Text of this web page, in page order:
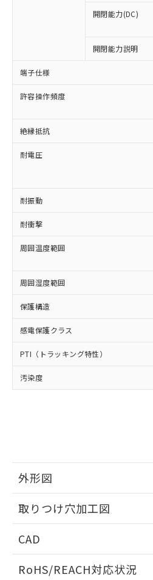
開閉能力(DC)
開閉能力説明
端子仕様
許容操作頻度
絶縁抵抗
耐電圧
耐振動
耐衝撃
周囲温度範囲
周囲湿度範囲
保護構造
感電保護クラス
PTI（トラッキング特性）
汚染度
外形図
取りつけ穴加工図
CAD
ドすることができます。
RoHS/REACH対応状況
ことをご了承くだ
在庫状況および標
記載している更新
タに基づき作成さ
覧された時点での
準価格とは異なる
正式な納期状況お
様のお取引先、ま
ムロン制御機器販
オムロン制御機器
販売ネット
在庫状況および標
事前の承諾なく第
示しないようお願
マイパーツ機能（
ビス）をご利用い
メンバーズにご登
お客様が当ウェブ
登録された部品リ
および当社の共同
品・サービスに関
引・商談に必要な範
※当社の共同利用者
用者の範囲」に記
いたものが、含有品と判
むを得ず変更することが
*EU RoHS指令（10物質）：
鉛(Pb) 1000ppm以下、 水銀
六価クロム(Cr(Ⅵ)) 1000ppm以
類(PBB) 1000ppm以下、ポリ臭
(PBDE) 1000ppm以下、フタル
ル) (DEHP)(別名：DOP)
ルベンジル（BBP） 1000ppm
（DBP） 1000ppm以下、フタ
(DIBP) 1000ppm以下
但し、RoHS指令で産業用監視お
フタル酸エステル類の４物質に
図的な使用がないことを確認し
部品在庫の切り替え状況
月が前後することがあり
※3 非含有証明書ダウ
下記の非含有証明書をダ
とができます。
EU RoHS指令（10物質）
51物質の非含有証明書（
※本証明書は発行日時点
るもので、過去に遡って
していることから、特段
り、2022年1月12日より
す。
基準値を超えていること
「－」：未確認です。当
ム) : 100ppm、
Cr(Ⅵ)(六価クロム) : 1000ppm、
ニル類) : 1000ppm、 PBDEs(ポ
ル類) : 1000ppm、
DBP(フタル酸ジブチル) :
イソブチル) : 1000ppm、 BBP(
ル) : 1000ppm、
DEHP(フタル酸ビス(2-エチル
「ｅ」：有害物質（10物
準値以下であることを示
「10」：通常の使用状
質が外部に漏えいし、環
及ぼさない年数を意味し
「－」：未確認です。当
い合わせください。
当社は、これら貴
為替および外国貿
（以下｢規制貨物等
または国外への提
国政府の輸出許可(
可)を取得するなど
当社は規制貨物を
全に破砕するなど
いよう必要な手段
当社は貴社製品を
ル、化学兵器、生
武器並びにこれら
当社は、貴社製品
場合は、上記1、2
該第三者に通知し
販売先および販売
法に輸出するおそ
り引きをいたしま
説明
○ 一定数以上の
一定数には満
在庫なし(最新
いては、お客
たはお客様担
機器販売店・
白
受注生産機種
情報を公開し